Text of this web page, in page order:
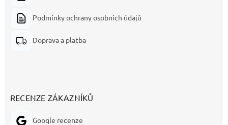
Podmínky ochrany osobních údajů
Doprava a platba
RECENZE ZÁKAZNÍKŮ
Google recenze